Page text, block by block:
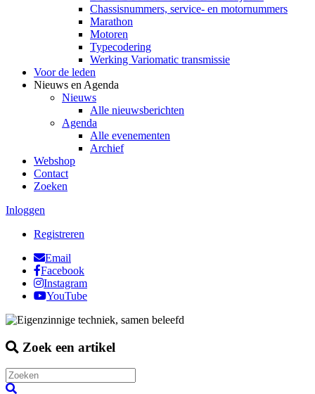
Chassisnummers, service- en motornummers
Marathon
Motoren
Typecodering
Werking Variomatic transmissie
Voor de leden
Nieuws en Agenda
Nieuws
Alle nieuwsberichten
Agenda
Alle evenementen
Archief
Webshop
Contact
Zoeken
Inloggen
Registreren
Email
Facebook
Instagram
YouTube
Zoek een artikel